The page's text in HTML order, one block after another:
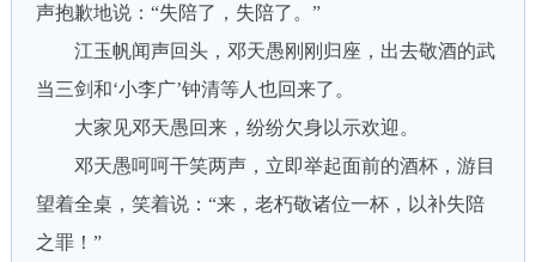
声抱歉地说：“失陪了，失陪了。”
江玉帆闻声回头，邓天愚刚刚归座，出去敬酒的武
当三剑和‘小李广’钟清等人也回来了。
大家见邓天愚回来，纷纷欠身以示欢迎。
邓天愚呵呵干笑两声，立即举起面前的酒杯，游目
望着全桌，笑着说：“来，老朽敬诸位一杯，以补失陪
之罪！”